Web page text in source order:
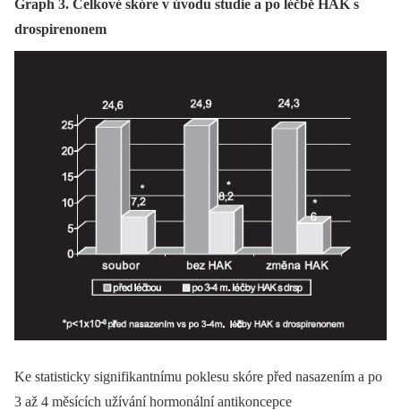
Graph 3. Celkové skóre v úvodu studie a po léčbě HAK s
drospirenonem
Ke statisticky signifikantnímu poklesu skóre před nasazením a po
3 až 4 měsících užívání hormonální antikoncepce